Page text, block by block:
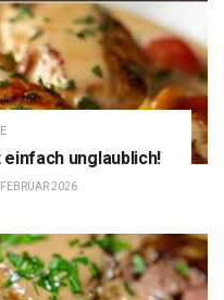
unglaublich!
2026